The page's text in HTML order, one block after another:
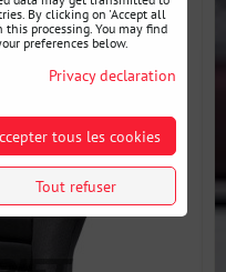
fibre de verre offre une
By clicking on 'Accept all
processing. You may find
preferences below.
Privacy declaration
tous les cookies
Tout refuser